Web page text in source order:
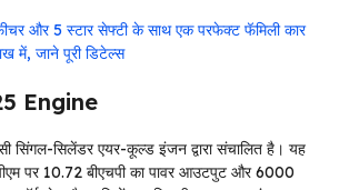
और 5 स्टार सेफ्टी के साथ एक परफेक्ट फॅमिली कार
में, जाने पूरी डिटेल्स
Engine
सिंगल-सिलेंडर एयर-कूल्ड इंजन द्वारा संचालित है। यह
पर 10.72 बीएचपी का पावर आउटपुट और 6000